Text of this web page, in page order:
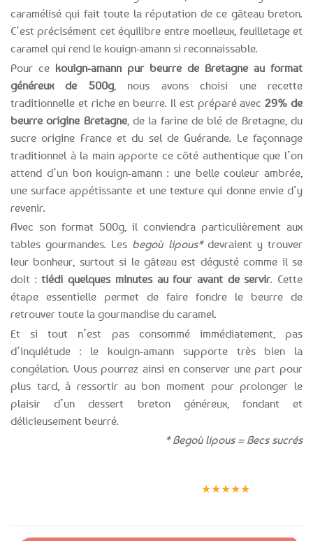
caramélisé qui fait toute la réputation de ce gâteau breton.
C’est précisément cet équilibre entre moelleux, feuilletage et
caramel qui rend le kouign-amann si reconnaissable.
Pour ce kouign-amann pur beurre de Bretagne au format
généreux de 500g, nous avons choisi une recette
traditionnelle et riche en beurre. Il est préparé avec29% de
beurre origine Bretagne, de la farine de blé de Bretagne, du
sucre origine France et du sel de Guérande. Le façonnage
traditionnel à la main apporte ce côté authentique que l’on
attend d’un bon kouign-amann : une belle couleur ambrée,
une surface appétissante et une texture qui donne envie d’y
revenir.
Avec son format 500g, il conviendra particulièrement aux
tables gourmandes. Les begoù lipous*devraient y trouver
leur bonheur, surtout si le gâteau est dégusté comme il se
doit :tiédi quelques minutes au four avant de servir. Cette
étape essentielle permet de faire fondre le beurre de
retrouver toute la gourmandise du caramel.
Et si tout n’est pas consommé immédiatement, pas
d’inquiétude : le kouign-amann supporte très bien la
congélation. Vous pourrez ainsi en conserver une part pour
plus tard, à ressortir au bon moment pour prolonger le
plaisir d’un dessert breton généreux, fondant et
délicieusement beurré.
* Begoù lipous = Becs sucrés
★★★★★